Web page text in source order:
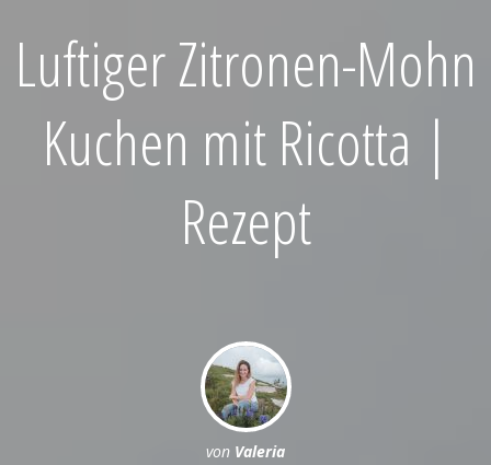
Luftiger Zitronen-Mohn
Kuchen mit Ricotta |
Rezept
von Valeria